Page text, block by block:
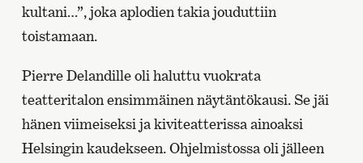
kultani…”, joka aplodien takia jouduttiin
toistamaan.
Pierre Delandille oli haluttu vuokrata
teatteritalon ensimmäinen näytäntökausi. Se jäi
hänen viimeiseksi ja kiviteatterissa ainoaksi
Helsingin kaudekseen. Ohjelmistossa oli jälleen